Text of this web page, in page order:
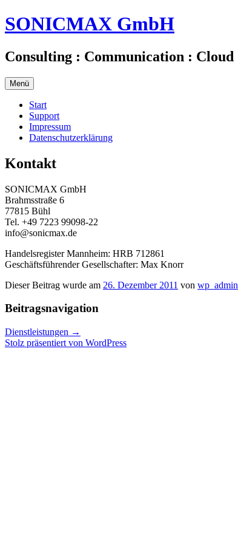
Zum
Inhalt
SONICMAX GmbH
Consulting : Communication : Cloud
Menü
Start
Support
Impressum
Datenschutzerklärung
Kontakt
SONICMAX GmbH
Brahmsstraße 6
77815 Bühl
Tel. +49 7223 99098-22
info@sonicmax.de
Handelsregister Mannheim: HRB 712861
Geschäftsführender Gesellschafter: Max Knorr
Dieser Beitrag wurde am 26. Dezember 2011 von wp_admin
Beitragsnavigation
Dienstleistungen →
Stolz präsentiert von WordPress